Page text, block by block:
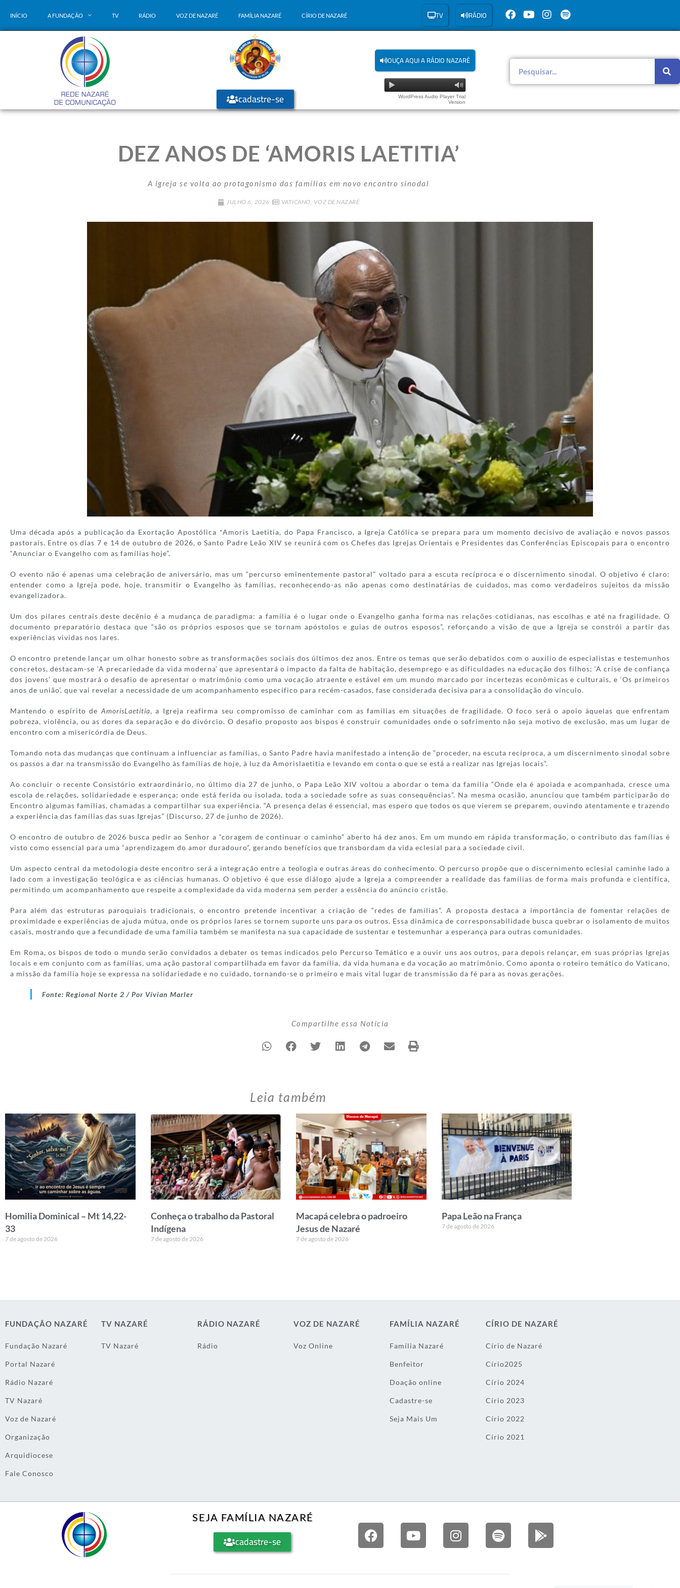
INÍCIO A FUNDAÇÃO TV RÁDIO VOZ DE NAZARÉ FAMÍLIA NAZARÉ CÍRIO DE NAZARÉ TV RÁDIO
cadastre-se
OUÇA AQUI A RÁDIO NAZARÉ
WordPress Audio Player Trial
Version
DEZ ANOS DE ‘AMORIS LAETITIA’
A igreja se volta ao protagonismo das famílias em novo encontro sinodal
JULHO 6, 2026 VATICANO, VOZ DE NAZARÉ
Uma década após a publicação da Exortação Apostólica *Amoris Laetitia, do Papa Francisco, a Igreja Católica se prepara para um momento decisivo de avaliação e novos passos
pastorais. Entre os dias 7 e 14 de outubro de 2026, o Santo Padre Leão XIV se reunirá com os Chefes das Igrejas Orientais e Presidentes das Conferências Episcopais para o encontro
“Anunciar o Evangelho com as famílias hoje”.
O evento não é apenas uma celebração de aniversário, mas um “percurso eminentemente pastoral” voltado para a escuta recíproca e o discernimento sinodal. O objetivo é claro:
entender como a Igreja pode, hoje, transmitir o Evangelho às famílias, reconhecendo-as não apenas como destinatárias de cuidados, mas como verdadeiros sujeitos da missão
evangelizadora.
Um dos pilares centrais deste decênio é a mudança de paradigma: a família é o lugar onde o Evangelho ganha forma nas relações cotidianas, nas escolhas e até na fragilidade. O
documento preparatório destaca que “são os próprios esposos que se tornam apóstolos e guias de outros esposos”, reforçando a visão de que a Igreja se constrói a partir das
experiências vividas nos lares.
O encontro pretende lançar um olhar honesto sobre as transformações sociais dos últimos dez anos. Entre os temas que serão debatidos com o auxílio de especialistas e testemunhos
concretos, destacam-se ‘A precariedade da vida moderna’ que apresentará o impacto da falta de habitação, desemprego e as dificuldades na educação dos filhos; ‘A crise de confiança
dos jovens’ que mostrará o desafio de apresentar o matrimônio como uma vocação atraente e estável em um mundo marcado por incertezas econômicas e culturais, e ‘Os primeiros
anos de união’, que vai revelar a necessidade de um acompanhamento específico para recém-casados, fase considerada decisiva para a consolidação do vínculo.
Mantendo o espírito de AmorisLaetitia, a Igreja reafirma seu compromisso de caminhar com as famílias em situações de fragilidade. O foco será o apoio àquelas que enfrentam
pobreza, violência, ou as dores da separação e do divórcio. O desafio proposto aos bispos é construir comunidades onde o sofrimento não seja motivo de exclusão, mas um lugar de
encontro com a misericórdia de Deus.
Tomando nota das mudanças que continuam a influenciar as famílias, o Santo Padre havia manifestado a intenção de “proceder, na escuta recíproca, a um discernimento sinodal sobre
os passos a dar na transmissão do Evangelho às famílias de hoje, à luz da Amorislaetitia e levando em conta o que se está a realizar nas Igrejas locais”.
Ao concluir o recente Consistório extraordinário, no último dia 27 de junho, o Papa Leão XIV voltou a abordar o tema da família “Onde ela é apoiada e acompanhada, cresce uma
escola de relações, solidariedade e esperança; onde está ferida ou isolada, toda a sociedade sofre as suas consequências”. Na mesma ocasião, anunciou que também participarão do
Encontro algumas famílias, chamadas a compartilhar sua experiência. “A presença delas é essencial, mas espero que todos os que vierem se preparem, ouvindo atentamente e trazendo
a experiência das famílias das suas Igrejas” (Discurso, 27 de junho de 2026).
O encontro de outubro de 2026 busca pedir ao Senhor a “coragem de continuar o caminho” aberto há dez anos. Em um mundo em rápida transformação, o contributo das famílias é
visto como essencial para uma “aprendizagem do amor duradouro”, gerando benefícios que transbordam da vida eclesial para a sociedade civil.
Um aspecto central da metodologia deste encontro será a integração entre a teologia e outras áreas do conhecimento. O percurso propõe que o discernimento eclesial caminhe lado a
lado com a investigação teológica e as ciências humanas. O objetivo é que esse diálogo ajude a Igreja a compreender a realidade das famílias de forma mais profunda e científica,
permitindo um acompanhamento que respeite a complexidade da vida moderna sem perder a essência do anúncio cristão.
Para além das estruturas paroquiais tradicionais, o encontro pretende incentivar a criação de “redes de famílias”. A proposta destaca a importância de fomentar relações de
proximidade e experiências de ajuda mútua, onde os próprios lares se tornem suporte uns para os outros. Essa dinâmica de corresponsabilidade busca quebrar o isolamento de muitos
casais, mostrando que a fecundidade de uma família também se manifesta na sua capacidade de sustentar e testemunhar a esperança para outras comunidades.
Em Roma, os bispos de todo o mundo serão convidados a debater os temas indicados pelo Percurso Temático e a ouvir uns aos outros, para depois relançar, em suas próprias Igrejas
locais e em conjunto com as famílias, uma ação pastoral compartilhada em favor da família, da vida humana e da vocação ao matrimônio. Como aponta o roteiro temático do Vaticano,
a missão da família hoje se expressa na solidariedade e no cuidado, tornando-se o primeiro e mais vital lugar de transmissão da fé para as novas gerações.
Fonte: Regional Norte 2 / Por Vívian Marler
Compartilhe essa Notícia
Leia também
Homilia Dominical – Mt 14,22-
33
7 de agosto de 2026
Conheça o trabalho da Pastoral
Indígena
7 de agosto de 2026
Macapá celebra o padroeiro
Jesus de Nazaré
7 de agosto de 2026
Papa Leão na França
7 de agosto de 2026
FUNDAÇÃO NAZARÉ
Fundação Nazaré
Portal Nazaré
Rádio Nazaré
TV Nazaré
Voz de Nazaré
Organização
Arquidiocese
Fale Conosco
TV NAZARÉ
TV Nazaré
RÁDIO NAZARÉ
Rádio
VOZ DE NAZARÉ
Voz Online
FAMÍLIA NAZARÉ
Família Nazaré
Benfeitor
Doação online
Cadastre-se
Seja Mais Um
CÍRIO DE NAZARÉ
Círio de Nazaré
Círio2025
Círio 2024
Círio 2023
Círio 2022
Círio 2021
SEJA FAMÍLIA NAZARÉ
cadastre-se